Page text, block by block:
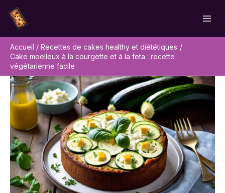
contenu
Accueil
Recettes de cakes healthy et diététiques
Cake moelleux à la courgette et à la feta : recette
végétarienne facile
Rechercher